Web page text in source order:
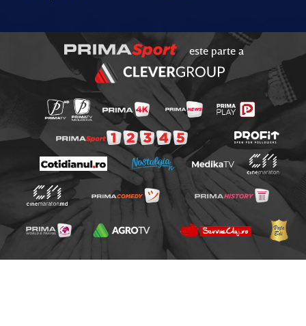
este parte a